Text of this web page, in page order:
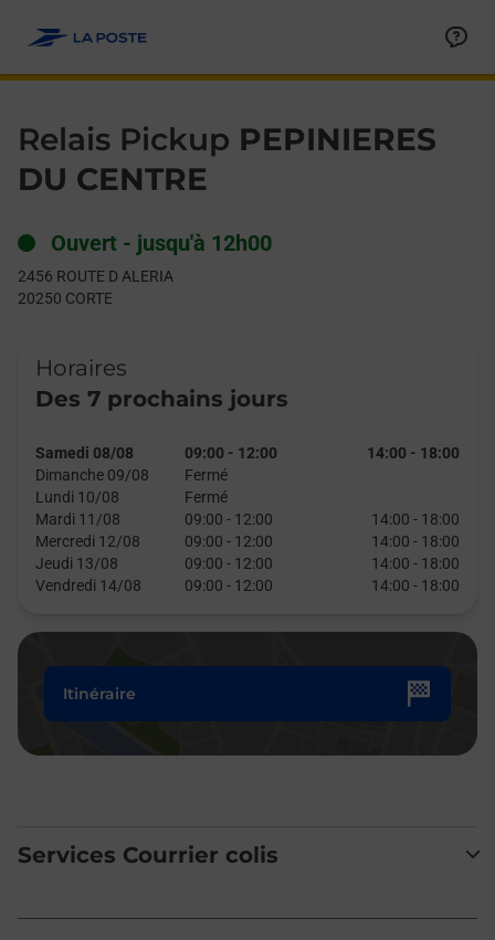
Relais Pickup PEPINIERES
DU CENTRE
Ouvert - jusqu'à 12h00
2456 ROUTE D ALERIA
20250 CORTE
Horaires
Des 7 prochains jours
Samedi 08/08 09:00 - 12:00 14:00 - 18:00
Dimanche 09/08
Fermé
Lundi 10/08
Fermé
Mardi 11/08
09:00 - 12:00 14:00 - 18:00
Mercredi 12/08
09:00 - 12:00 14:00 - 18:00
Jeudi 13/08
09:00 - 12:00 14:00 - 18:00
Vendredi 14/08
09:00 - 12:00 14:00 - 18:00
Itinéraire
Services Courrier colis